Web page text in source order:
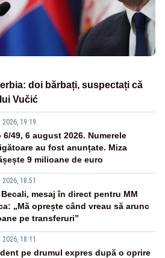
doi bărbați, suspectați că
Vučić
2026, 19:19
6/49, 6 august 2026. Numerele
au fost anunțate. Miza
9 milioane de euro
2026, 18:51
mesaj în direct pentru MM
„Mă oprește când vreau să arunc
pe transferuri”
2026, 18:11
pe drumul expres după o oprire